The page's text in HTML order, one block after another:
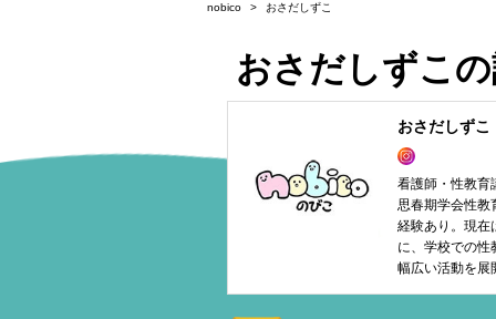
nobico おさだしずこ
おさだしずこ
おさだしずこ
看護師・性教育
思春期学会性教
経験あり。現在
に、学校での性
幅広い活動を展